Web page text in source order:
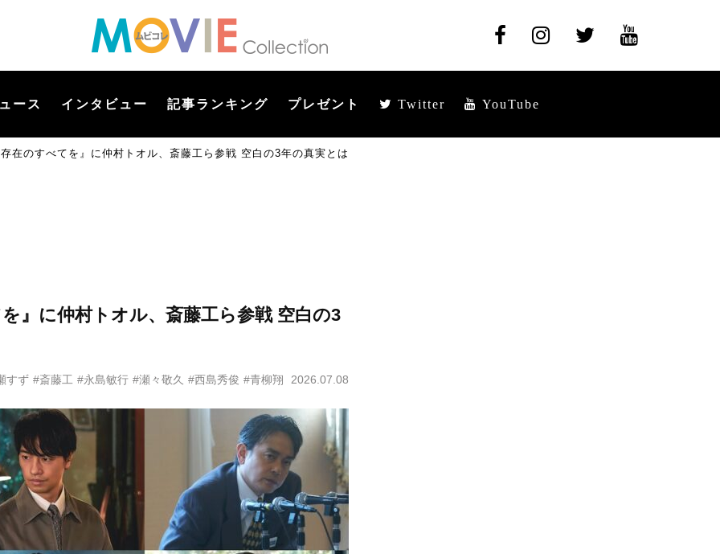
ース インタビュー 記事ランキング プレゼント Twitter YouTube
在のすべてを』に仲村トオル、斎藤工ら参戦 空白の3年の真実とは
』に仲村トオル、斎藤工ら参戦 空白の3
すず #斎藤工 #永島敏行 #瀬々敬久 #西島秀俊 #青柳翔 2026.07.08